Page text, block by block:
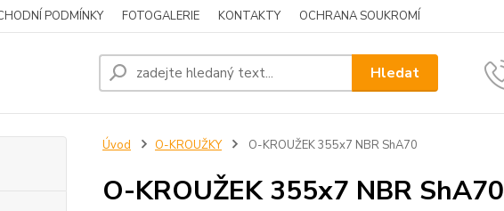
PODMÍNKY FOTOGALERIE KONTAKTY OCHRANA SOUKROMÍ
Hledat
Úvod O-KROUŽKY O-KROUŽEK 355x7 NBR ShA70
O-KROUŽEK 355x7 NBR ShA70